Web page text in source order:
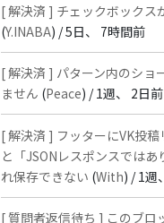
[ 解決済 ] チェックボックス
(Y.INABA) /5日、 7時間前
[ 解決済 ] パターン内のショ
ません (Peace) /1週、 2日前
[ 解決済 ] フッターにVK投
と「JSONレスポンスでは
れ保存できない (With) /1週
[ 質問者返信待ち ] このブロ